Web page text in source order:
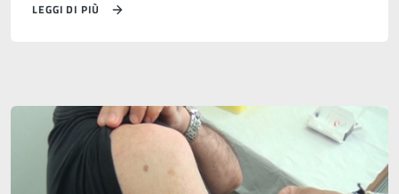
LEGGI DI PIÙ